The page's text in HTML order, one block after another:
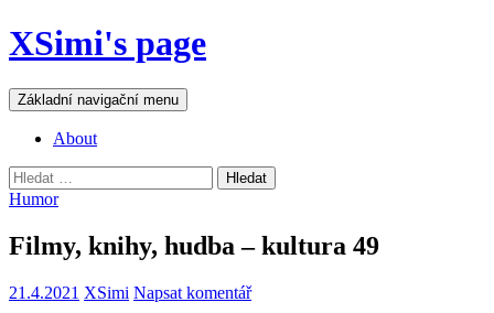
Přejít
k
webu
XSimi's page
Hledat
Základní navigační menu
About
Vyhledávání
Humor
Filmy, knihy, hudba – kultura 49
21.4.2021 XSimi Napsat komentář